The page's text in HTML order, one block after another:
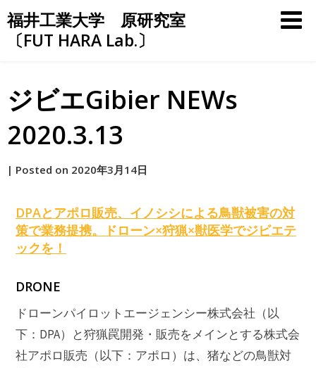
Skip
to
content
福井工業大学 原研究室
〔FUT HARA Lab.〕
ジビエGibier NEWs
2020.3.13
by
| Posted on 2020年3月14日
DPAとアポロ販売、イノシシによる鳥獣被害の対
策で業務提携。ドローン×狩猟×獣医学でジビエテ
ックを！
DRONE
ドローンパイロットエージェンシー株式会社（以
下：DPA）と狩猟罠開発・販売をメインとする株式会
社アポロ販売（以下：アポロ）は、猪などの鳥獣対